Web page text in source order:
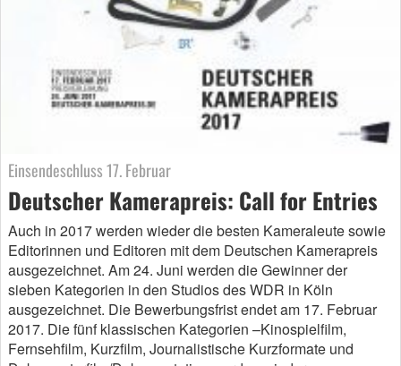
Einsendeschluss 17. Februar
Deutscher Kamerapreis: Call for Entries
Auch in 2017 werden wieder die besten Kameraleute sowie
Editorinnen und Editoren mit dem Deutschen Kamerapreis
ausgezeichnet. Am 24. Juni werden die Gewinner der
sieben Kategorien in den Studios des WDR in Köln
ausgezeichnet. Die Bewerbungsfrist endet am 17. Februar
2017. Die fünf klassischen Kategorien –Kinospielfilm,
Fernsehfilm, Kurzfilm, Journalistische Kurzformate und